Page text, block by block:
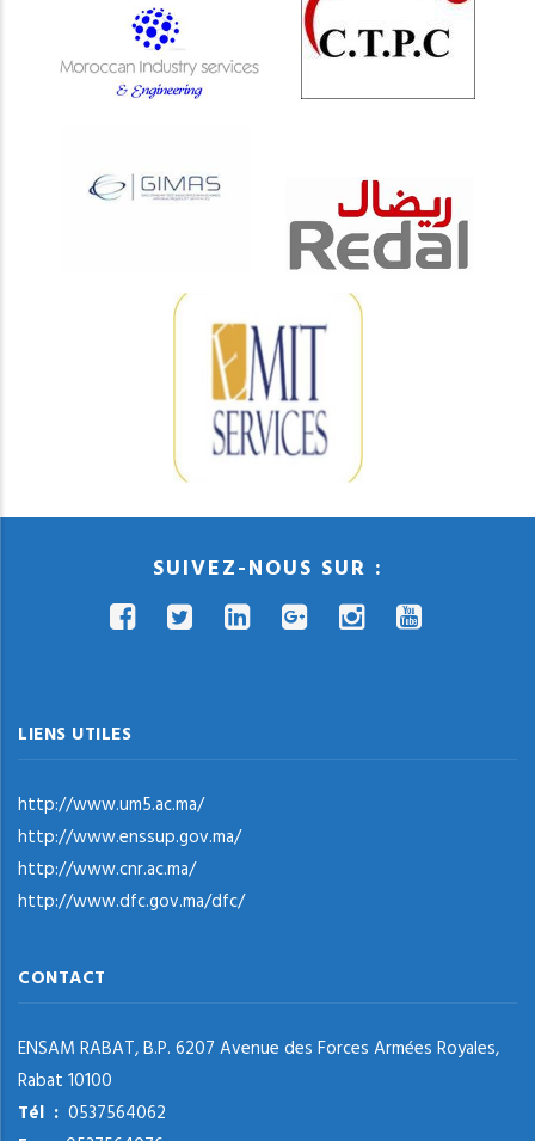
SUIVEZ-NOUS SUR :
LIENS UTILES
http://www.um5.ac.ma/
http://www.enssup.gov.ma/
http://www.cnr.ac.ma/
http://www.dfc.gov.ma/dfc/
CONTACT
ENSAM RABAT, B.P. 6207 Avenue des Forces Armées Royales,
Rabat 10100
Tél : 0537564062